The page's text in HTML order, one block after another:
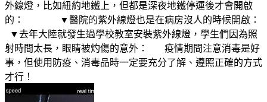
外線燈，比如紐約地鐵上，但都是深夜地鐵停運後才會開啟
的： ▼醫院的紫外線燈也是在病房沒人的時候開啟：
▼去年大陸就發生過學校教室安裝紫外線燈，學生們因為照
射時間太長，眼睛被灼傷的意外： 疫情期間注意消毒是好
事，但使用防疫、消毒品時一定要充分了解、遵照正確的方式
才行！